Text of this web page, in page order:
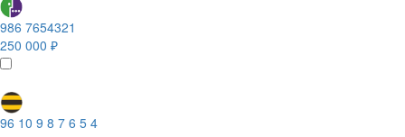
986 7654321
250 000 ₽
96 10 9 8 7 6 5 4